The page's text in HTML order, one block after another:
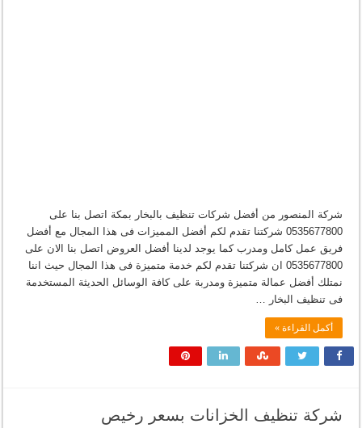
شركة المنصور من أفضل شركات تنظيف بالبخار بمكة اتصل بنا على
0535677800 شركتنا تقدم لكم أفضل المميزات فى هذا المجال مع أفضل
فريق عمل كامل ومدرب كما يوجد لدينا أفضل العروض اتصل بنا الان على
0535677800 ان شركتنا تقدم لكم خدمة متميزة فى هذا المجال حيث اننا
نمتلك أفضل عمالة متميزة ومدربة على كافة الوسائل الحديثة المستخدمة
فى تنظيف البخار …
أكمل القراءة »
شركة تنظيف الخزانات بسعر رخيص